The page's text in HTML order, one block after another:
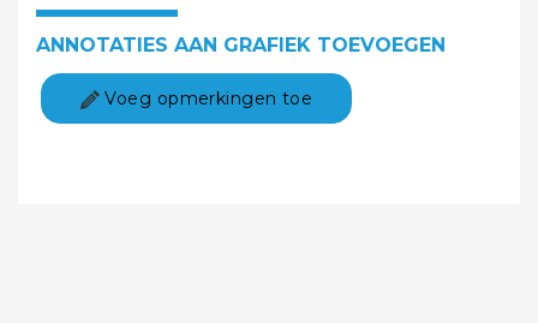
ANNOTATIES AAN GRAFIEK TOEVOEGEN
Voeg opmerkingen toe